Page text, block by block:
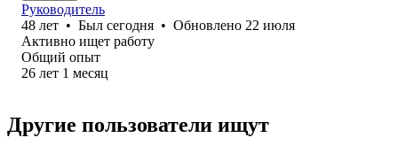
Руководитель
48 лет • Был сегодня • Обновлено 22 июля
Активно ищет работу
Общий опыт
26 лет 1 месяц
Другие пользователи ищут